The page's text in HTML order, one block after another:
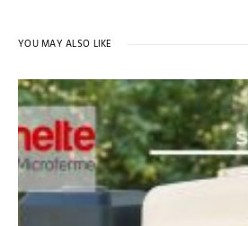
YOU MAY ALSO LIKE